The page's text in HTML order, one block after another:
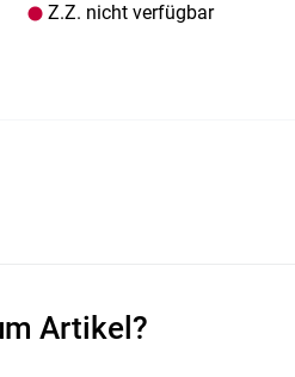
Z.Z. nicht verfügbar
Artikel?